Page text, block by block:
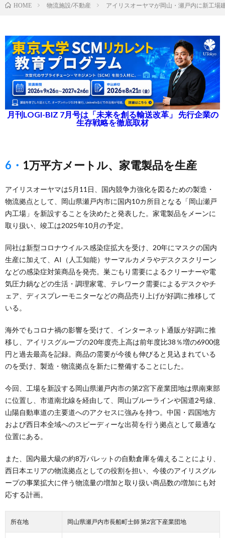
HOME 物流施設/不動産 アイリスオーヤマが岡山・瀬戸内に新工場
月刊LOGI-BIZ 7月号は「未来を創る輸送改革」 先行企業の
生存戦略を徹底取材
6・1万平方メートル、家電製品を生産
アイリスオーヤマは5月11日、国内競争力強化を図るための製造・
物流拠点として、岡山県瀬戸内市に国内10カ所目となる「岡山瀬戸
内工場」を新設することを決めたと発表した。家電製品をメーンに
取り扱い、竣工は2025年10月の予定。
同社は新型コロナウイルス感染症拡大を受け、20年にマスクの国内
生産に加えて、AI（人工知能）サーマルカメラやデスクスクリーン
などの感染症対策商品を発売。巣ごもり需要によるクリーナーや電
気圧力鍋などの生活・調理家電、テレワーク需要によるデスクやチ
ェア、ディスプレーモニターなどの商品売り上げが好調に推移して
いる。
海外でもコロナ禍の影響を受けて、インターネット通販が好調に推
移し、アイリスグループの20年度売上高は前年度比38％増の6900億
円と過去最高を記録。商品の需要が今後も伸びると見込まれている
のを受け、製造・物流拠点を新たに整備することにした。
今回、工場を新設する岡山県瀬戸内市の第2宮下産業団地は県南東部
に位置し、市道南北線を経由して、岡山ブルーラインや国道2号線、
山陽自動車道の主要道へのアクセスに強みを持つ。中国・四国地方
および西日本全域へのスピーディーな出荷を行う拠点として最適な
位置にある。
また、国内最大級の約8万パレットの自動倉庫を備えることにより、
西日本エリアの物流拠点としての役割を担い、今後のアイリスグル
ープの事業拡大に伴う物流量の増加と取り扱い商品数の増加にも対
応する計画。
所在地 岡山県瀬戸内市長船町士師 第2宮下産業団地